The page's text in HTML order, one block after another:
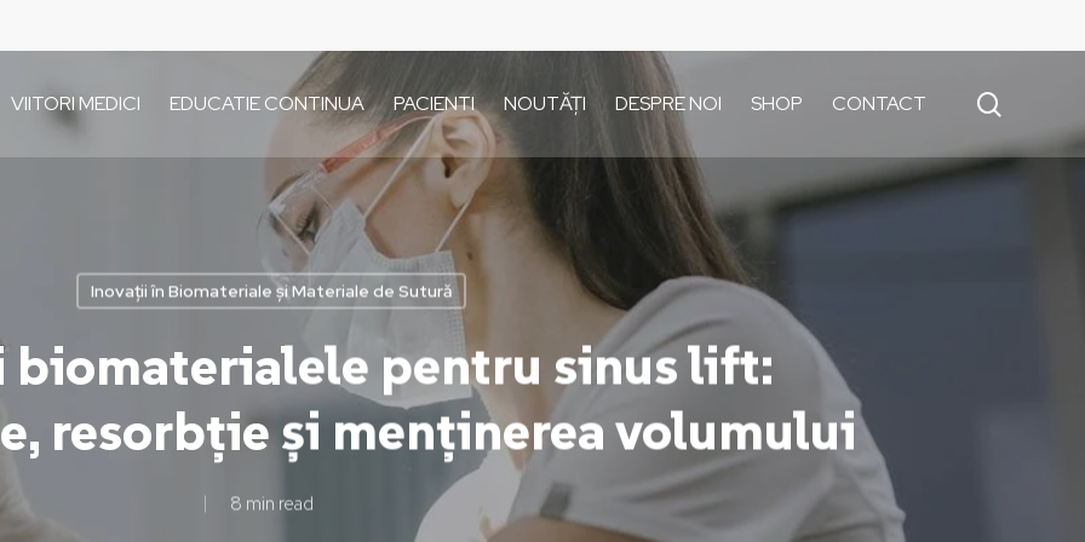
VIITORI MEDICI EDUCATIE CONTINUA PACIENTI NOUTĂȚI DESPRE NOI SHOP CONTACT
Inovații în Biomateriale și Materiale de Sutură
biomaterialele pentru sinus lift:
resorbție și menținerea volumului
8 min read